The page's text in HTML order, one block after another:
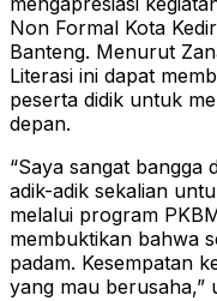
Non Formal Kota
Banteng. Menurut
Literasi ini dapat
peserta didik untuk
depan.
“Saya sangat bangga
adik-adik sekalian
melalui program
membuktikan bahwa
padam. Kesempatan
yang mau berusaha,”